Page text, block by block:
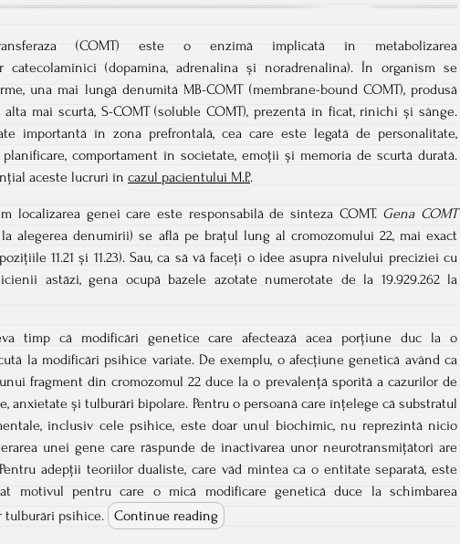
(COMT) este o enzimă implicată în metabolizarea
catecolaminici (dopamina, adrenalina și noradrenalina). În organism se
una mai lungă denumită MB-COMT (membrane-bound COMT), produsă
mai scurtă, S-COMT (soluble COMT), prezentă în ficat, rinichi și sânge.
importantă în zona prefrontală, cea care este legată de personalitate,
comportament în societate, emoții și memoria de scurtă durată.
aceste lucruri în cazul pacientului M.P..
localizarea genei care este responsabilă de sinteza COMT. Gena COMT
alegerea denumirii) se află pe brațul lung al cromozomului 22, mai exact
pozițiile 11.21 și 11.23). Sau, ca să vă faceți o idee asupra nivelului preciziei cu
astăzi, gena ocupă bazele azotate numerotate de la 19.929.262 la
timp că modificări genetice care afectează acea porțiune duc la o
la modificări psihice variate. De exemplu, o afecțiune genetică având ca
fragment din cromozomul 22 duce la o prevalență sporită a cazurilor de
anxietate și tulburări bipolare. Pentru o persoană care înțelege că substratul
inclusiv cele psihice, este doar unul biochimic, nu reprezintă nicio
unei gene care răspunde de inactivarea unor neurotransmițători are
adepții teoriilor dualiste, care văd mintea ca o entitate separată, este
motivul pentru care o mică modificare genetică duce la schimbarea
tulburări psihice.
Continue reading